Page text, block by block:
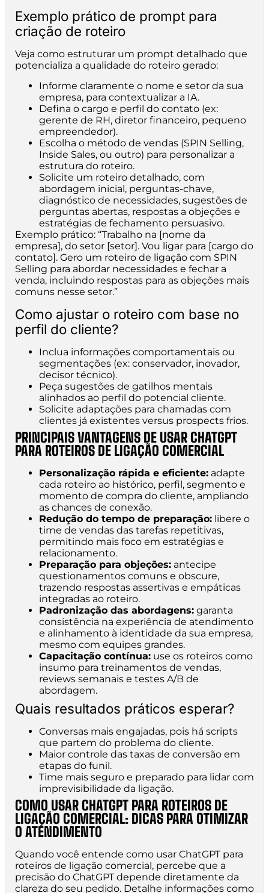
Exemplo prático de prompt para
criação de roteiro
Veja como estruturar um prompt detalhado que
potencializa a qualidade do roteiro gerado:
Informe claramente o nome e setor da sua
empresa, para contextualizar a IA.
Defina o cargo e perfil do contato (ex:
gerente de RH, diretor financeiro, pequeno
empreendedor).
Escolha o método de vendas (SPIN Selling,
Inside Sales, ou outro) para personalizar a
estrutura do roteiro.
Solicite um roteiro detalhado, com
abordagem inicial, perguntas-chave,
diagnóstico de necessidades, sugestões de
perguntas abertas, respostas a objeções e
estratégias de fechamento persuasivo.
Exemplo prático: “Trabalho na [nome da
empresa], do setor [setor]. Vou ligar para [cargo do
contato]. Gero um roteiro de ligação com SPIN
Selling para abordar necessidades e fechar a
venda, incluindo respostas para as objeções mais
comuns nesse setor.”
Como ajustar o roteiro com base no
perfil do cliente?
Inclua informações comportamentais ou
segmentações (ex: conservador, inovador,
decisor técnico).
Peça sugestões de gatilhos mentais
alinhados ao perfil do potencial cliente.
Solicite adaptações para chamadas com
clientes já existentes versus prospects frios.
PRINCIPAIS VANTAGENS DE USAR CHATGPT
PARA ROTEIROS DE LIGAÇÃO COMERCIAL
Personalização rápida e eficiente: adapte
cada roteiro ao histórico, perfil, segmento e
momento de compra do cliente, ampliando
as chances de conexão.
Redução do tempo de preparação: libere o
time de vendas das tarefas repetitivas,
permitindo mais foco em estratégias e
relacionamento.
Preparação para objeções: antecipe
questionamentos comuns e obscure,
trazendo respostas assertivas e empáticas
integradas ao roteiro.
Padronização das abordagens: garanta
consistência na experiência de atendimento
e alinhamento à identidade da sua empresa,
mesmo com equipes grandes.
Capacitação contínua: use os roteiros como
insumo para treinamentos de vendas,
reviews semanais e testes A/B de
abordagem.
Quais resultados práticos esperar?
Conversas mais engajadas, pois há scripts
que partem do problema do cliente.
Maior controle das taxas de conversão em
etapas do funil.
Time mais seguro e preparado para lidar com
imprevisibilidade da ligação.
COMO USAR CHATGPT PARA ROTEIROS DE
LIGAÇÃO COMERCIAL: DICAS PARA OTIMIZAR
O ATENDIMENTO
Quando você entende como usar ChatGPT para
roteiros de ligação comercial, percebe que a
precisão do ChatGPT depende diretamente da
clareza do seu pedido. Detalhe informações como